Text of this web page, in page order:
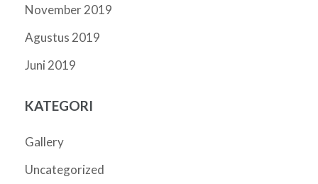
November 2019
Agustus 2019
Juni 2019
KATEGORI
Gallery
Uncategorized